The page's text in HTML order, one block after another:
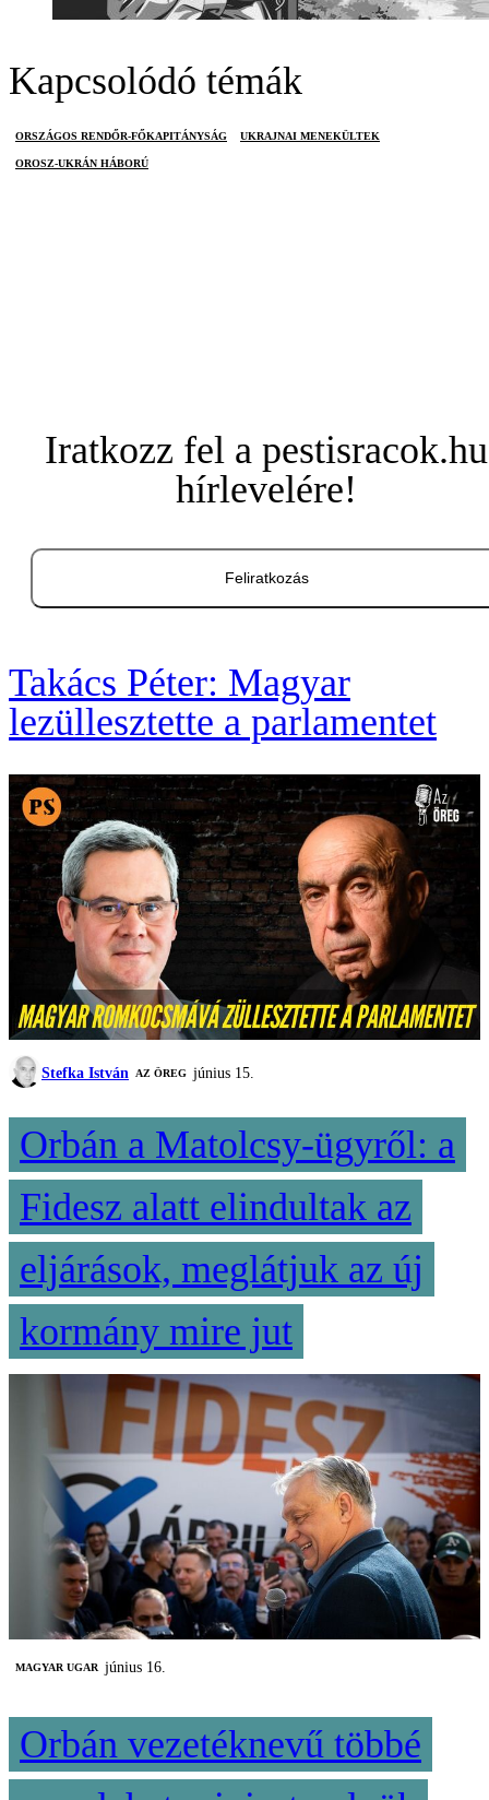
Kapcsolódó témák
ORSZÁGOS RENDŐR-FŐKAPITÁNYSÁG UKRAJNAI MENEKÜLTEK
OROSZ-UKRÁN HÁBORÚ
Iratkozz fel a pestisracok.hu
hírlevelére!
Feliratkozás
Takács Péter: Magyar
lezüllesztette a parlamentet
Stefka István AZ ÖREG június 15.
Orbán a Matolcsy-ügyről: a
Fidesz alatt elindultak az
eljárások, meglátjuk az új
kormány mire jut
MAGYAR UGAR június 16.
Orbán vezetéknevű többé